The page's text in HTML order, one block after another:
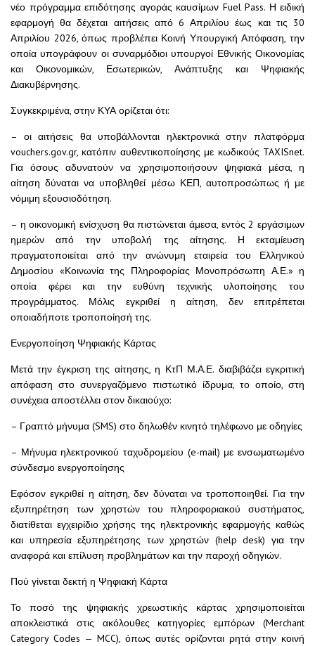
νέο πρόγραμμα επιδότησης αγοράς καυσίμων Fuel Pass. Η ειδική
εφαρμογή θα δέχεται αιτήσεις από 6 Απριλίου έως και τις 30
Απριλίου 2026, όπως προβλέπει Κοινή Υπουργική Απόφαση, την
οποία υπογράφουν οι συναρμόδιοι υπουργοί Εθνικής Οικονομίας
και Οικονομικών, Εσωτερικών, Ανάπτυξης και Ψηφιακής
Διακυβέρνησης.
Συγκεκριμένα, στην ΚΥΑ ορίζεται ότι:
– οι αιτήσεις θα υποβάλλονται ηλεκτρονικά στην πλατφόρμα
vouchers.gov.gr, κατόπιν αυθεντικοποίησης με κωδικούς TAXISnet.
Για όσους αδυνατούν να χρησιμοποιήσουν ψηφιακά μέσα, η
αίτηση δύναται να υποβληθεί μέσω ΚΕΠ, αυτοπροσώπως ή με
νόμιμη εξουσιοδότηση.
– η οικονομική ενίσχυση θα πιστώνεται άμεσα, εντός 2 εργάσιμων
ημερών από την υποβολή της αίτησης. Η εκταμίευση
πραγματοποιείται από την ανώνυμη εταιρεία του Ελληνικού
Δημοσίου «Κοινωνία της Πληροφορίας Μονοπρόσωπη Α.Ε.» η
οποία φέρει και την ευθύνη τεχνικής υλοποίησης του
προγράμματος. Μόλις εγκριθεί η αίτηση, δεν επιτρέπεται
οποιαδήποτε τροποποίησή της.
Ενεργοποίηση Ψηφιακής Κάρτας
Μετά την έγκριση της αίτησης, η ΚτΠ Μ.Α.Ε. διαβιβάζει εγκριτική
απόφαση στο συνεργαζόμενο πιστωτικό ίδρυμα, το οποίο, στη
συνέχεια αποστέλλει στον δικαιούχο:
– Γραπτό μήνυμα (SMS) στο δηλωθέν κινητό τηλέφωνο με οδηγίες
– Μήνυμα ηλεκτρονικού ταχυδρομείου (e-mail) με ενσωματωμένο
σύνδεσμο ενεργοποίησης
Εφόσον εγκριθεί η αίτηση, δεν δύναται να τροποποιηθεί. Για την
εξυπηρέτηση των χρηστών του πληροφοριακού συστήματος,
διατίθεται εγχειρίδιο χρήσης της ηλεκτρονικής εφαρμογής καθώς
και υπηρεσία εξυπηρέτησης των χρηστών (help desk) για την
αναφορά και επίλυση προβλημάτων και την παροχή οδηγιών.
Πού γίνεται δεκτή η Ψηφιακή Κάρτα
Το ποσό της ψηφιακής χρεωστικής κάρτας χρησιμοποιείται
αποκλειστικά στις ακόλουθες κατηγορίες εμπόρων (Merchant
Category Codes — MCC), όπως αυτές ορίζονται ρητά στην κοινή